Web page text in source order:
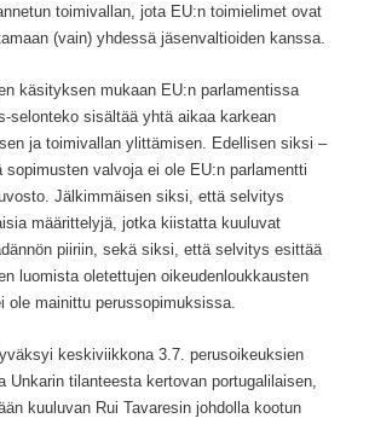
toimivallan, jota EU:n toimielimet ovat
(vain) yhdessä jäsenvaltioiden kanssa.
käsityksen mukaan EU:n parlamentissa
selonteko sisältää yhtä aikaa karkean
ja toimivallan ylittämisen. Edellisen siksi –
sopimusten valvoja ei ole EU:n parlamentti
Jälkimmäisen siksi, että selvitys
määrittelyjä, jotka kiistatta kuuluvat
piiriin, sekä siksi, että selvitys esittää
luomista oletettujen oikeudenloukkausten
ole mainittu perussopimuksissa.
keskiviikkona 3.7. perusoikeuksien
Unkarin tilanteesta kertovan portugalilaisen,
kuuluvan Rui Tavaresin johdolla kootun